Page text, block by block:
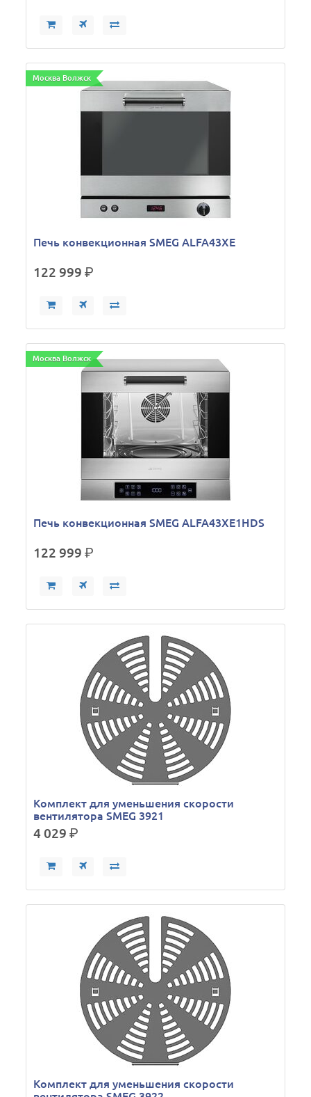
Москва Волжск
Печь конвекционная SMEG ALFA43XE
122 999р.
Москва Волжск
Печь конвекционная SMEG ALFA43XE1HDS
122 999р.
Комплект для уменьшения скорости
вентилятора SMEG 3921
4 029р.
Комплект для уменьшения скорости